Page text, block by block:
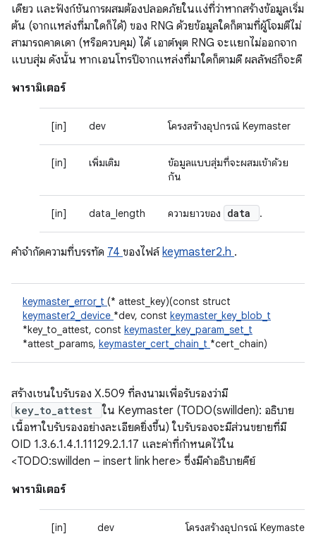
เดียว และฟังก์ชันการผสมต้องปลอดภัยในแง่ที่ว่าหากสร้างข้อมูลเริ่ม
ต้น (จากแหล่งที่มาใดก็ได้) ของ RNG ด้วยข้อมูลใดก็ตามที่ผู้โจมตีไม่
สามารถคาดเดา (หรือควบคุม) ได้ เอาต์พุต RNG จะแยกไม่ออกจาก
แบบสุ่ม ดังนั้น หากเอนโทรปีจากแหล่งที่มาใดก็ตามดี ผลลัพธ์ก็จะดี
พารามิเตอร์
[in] dev โครงสร้างอุปกรณ์ Keymaster
[in] เพิ่มเติม
ข้อมูลแบบสุ่มที่จะผสมเข้าด้วย
กัน
[in] data_length ความยาวของ data .
คําจํากัดความที่บรรทัด 74 ของไฟล์keymaster2.h .
keymaster_error_t (* attest_key)(const struct
keymaster2_device *dev, const keymaster_key_blob_t
*key_to_attest, const keymaster_key_param_set_t
*attest_params, keymaster_cert_chain_t *cert_chain)
สร้างเชนใบรับรอง X.509 ที่ลงนามเพื่อรับรองว่ามี
key_to_attest
ใน Keymaster (TODO(swillden): อธิบาย
เนื้อหาใบรับรองอย่างละเอียดยิ่งขึ้น) ใบรับรองจะมีส่วนขยายที่มี
OID 1.3.6.1.4.1.11129.2.1.17 และค่าที่กําหนดไว้ใน
<TODO:swillden – insert link here> ซึ่งมีคําอธิบายคีย์
พารามิเตอร์
[in] dev โครงสร้างอุปกรณ์ Keymaster